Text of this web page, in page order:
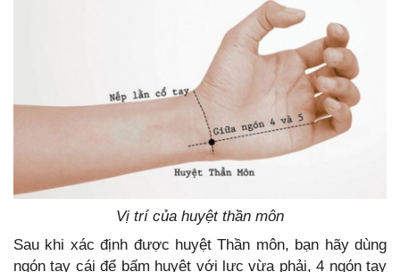
Vị trí của huyệt thần môn
Sau khi xác định được huyệt Thần môn, bạn hãy dùng
ngón tay cái để bấm huyệt với lực vừa phải, 4 ngón tay